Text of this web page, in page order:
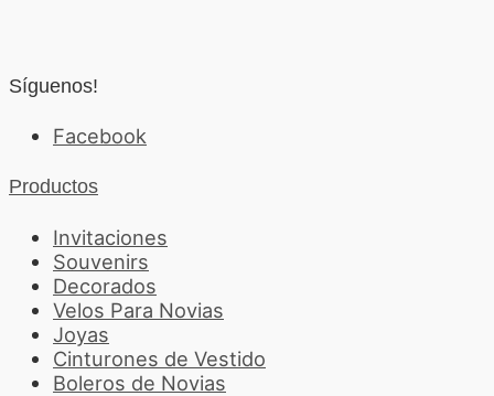
Síguenos!
Facebook
Productos
Invitaciones
Souvenirs
Decorados
Velos Para Novias
Joyas
Cinturones de Vestido
Boleros de Novias